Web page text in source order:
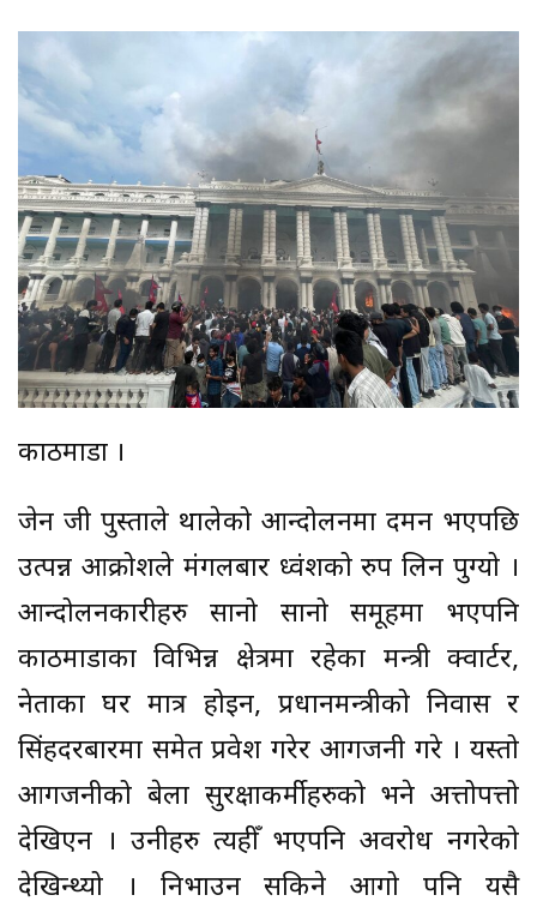
काठमाडौं ।
जेन जी पुस्ताले थालेको आन्दोलनमा दमन भएपछि
उत्पन्न आक्रोशले मंगलबार ध्वंशको रुप लिन पुग्यो ।
आन्दोलनकारीहरु सानो सानो समूहमा भएपनि
काठमाडौंका विभिन्न क्षेत्रमा रहेका मन्त्री क्वार्टर,
नेताका घर मात्र होइन, प्रधानमन्त्रीको निवास र
सिंहदरबारमा समेत प्रवेश गरेर आगजनी गरे । यस्तो
आगजनीको बेला सुरक्षाकर्मीहरुको भने अत्तोपत्तो
देखिएन । उनीहरु त्यहीँ भएपनि अवरोध नगरेको
देखिन्थ्यो । निभाउन सकिने आगो पनि यसै